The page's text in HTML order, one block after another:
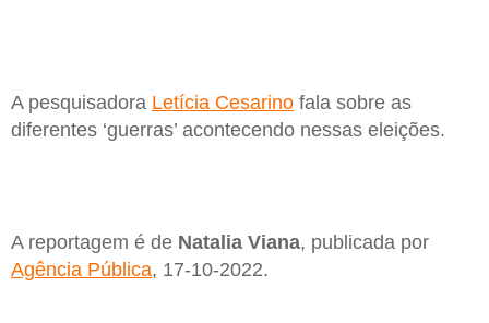
A pesquisadora Letícia Cesarino fala sobre as
diferentes ‘guerras’ acontecendo nessas eleições.
A reportagem é de Natalia Viana, publicada por
Agência Pública, 17-10-2022.